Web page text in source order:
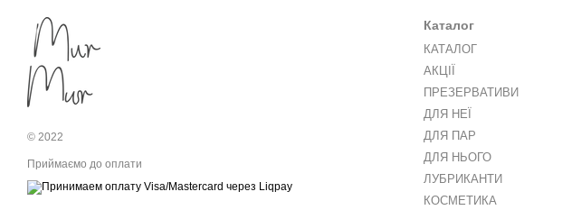
© 2022
Приймаємо до оплати
Каталог
КАТАЛОГ
АКЦІЇ
ПРЕЗЕРВАТИВИ
ДЛЯ НЕЇ
ДЛЯ ПАР
ДЛЯ НЬОГО
ЛУБРИКАНТИ
КОСМЕТИКА